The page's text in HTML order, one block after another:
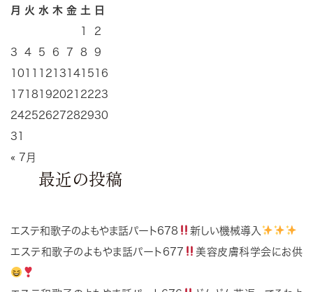
月
火 水 木 金 土
日
2
3
4 5 6 7 8
9
10
12 13 14 15 16
17 18 192021 2223
24252627282930
31
« 7月
最近の投稿
エステ和歌子のよもやま話パート678
新しい機械導入
エステ和歌子のよもやま話パート677
美容皮膚科学会にお供